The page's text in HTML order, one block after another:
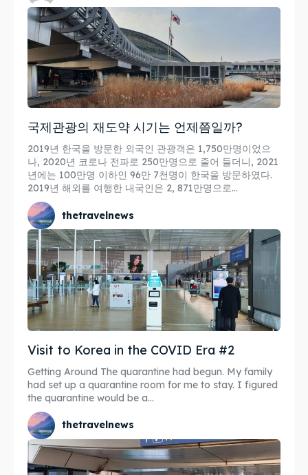
국제관광의 재도약 시기는 언제쯤일까?
2019년 한국을 방문한 외국인 관광객은 1,750만명이었으
나, 2020년 코로나 전파로 250만명으로 줄어 들더니, 2021
년에는 100만명 이하인 96만 7천명이 한국을 방문하였다.
2019년 해외를 여행한 내국인은 2, 871만명으로...
thetravelnews
Visit to Korea in the COVID Era #2
Getting Around The quarantine had begun. My family
had set up a quarantine room for me to stay. I figured
the quarantine would be a...
thetravelnews